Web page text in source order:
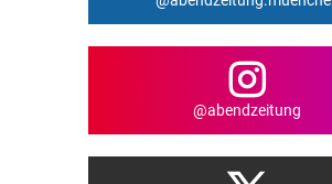
@abendzeitung